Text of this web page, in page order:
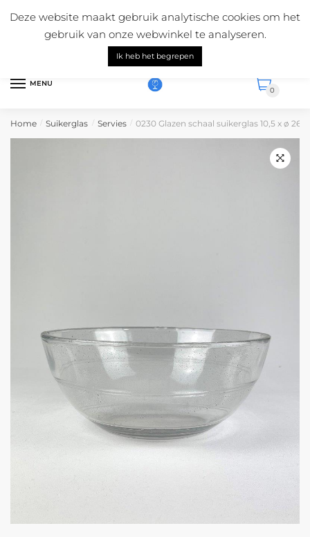
navigation
Mail ons:info@suikerglas.nl
Vragen over onze producten?
+31 (0)6 5124 1984
Nederlands
MENU
0
Home / Suikerglas / Servies / 0230 Glazen schaal suikerglas 10,5 x ø 26
Deze website maakt gebruik analytische cookies om het
gebruik van onze webwinkel te analyseren.
Ik heb het begrepen